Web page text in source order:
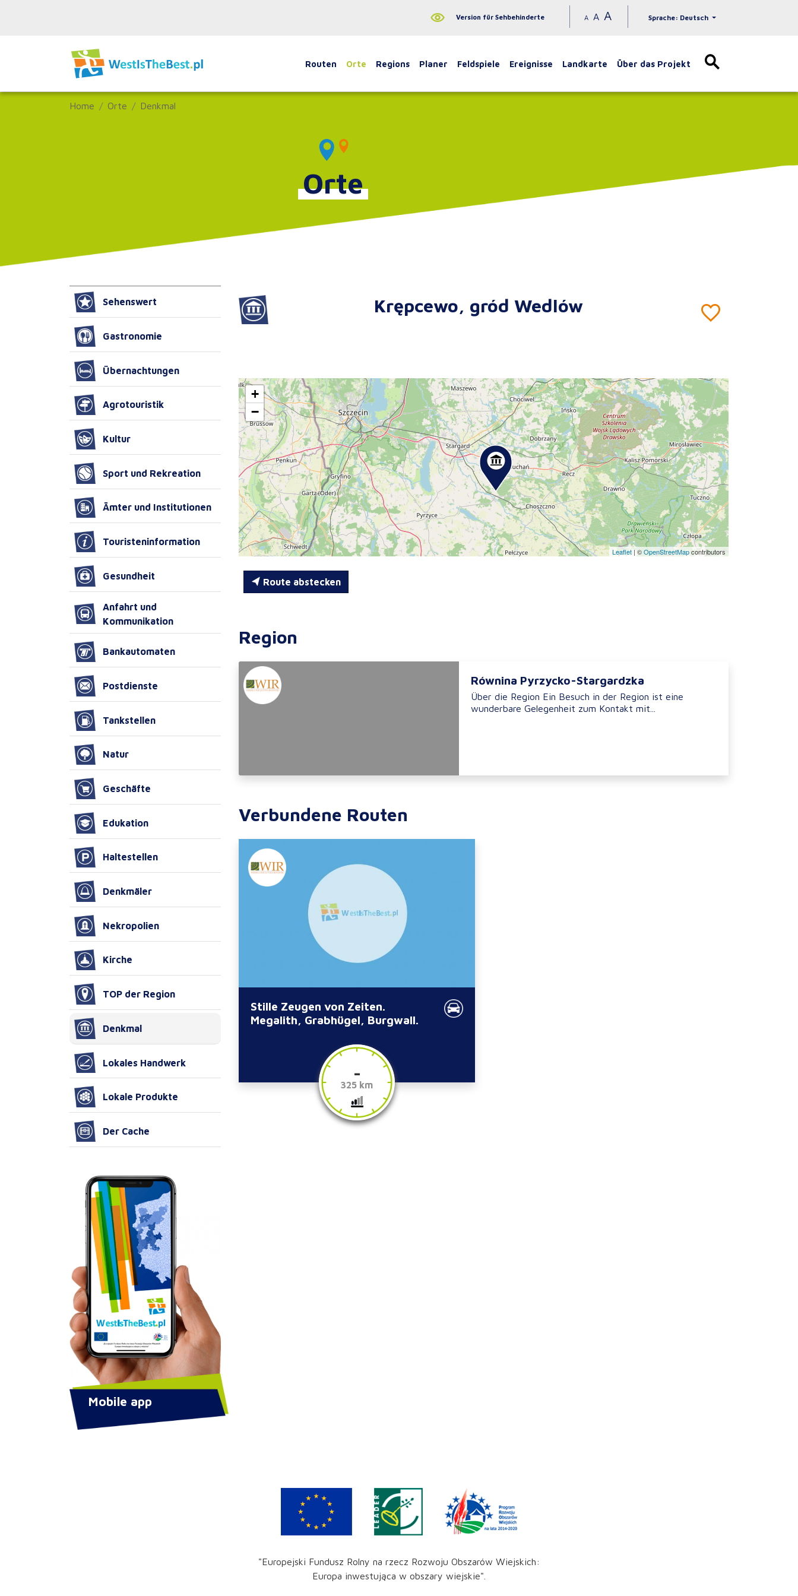
Version für Sehbehinderte A A A Sprache: Deutsch
Routen Orte Regions Planer Feldspiele Ereignisse Landkarte Über das Projekt
Home Orte Denkmal
Orte
Krępcewo, gród Wedlów
+
−
Leaflet | ©OpenStreetMapcontributors
Route abstecken
Region
Równina Pyrzycko-Stargardzka
Über die Region Ein Besuch in der Region ist eine
wunderbare Gelegenheit zum Kontakt mit...
Verbundene Routen
Stille Zeugen von Zeiten.
Megalith, Grabhügel, Burgwall.
-
325 km
Sehenswert
Gastronomie
Übernachtungen
Agrotouristik
Kultur
Sport und Rekreation
Ämter und Institutionen
Touristeninformation
Gesundheit
Anfahrt und
Kommunikation
Bankautomaten
Postdienste
Tankstellen
Natur
Geschäfte
Edukation
Haltestellen
Denkmäler
Nekropolien
Kirche
TOP der Region
Denkmal
Lokales Handwerk
Lokale Produkte
Der Cache
Mobile app
"Europejski Fundusz Rolny na rzecz Rozwoju Obszarów Wiejskich:
Europa inwestująca w obszary wiejskie".